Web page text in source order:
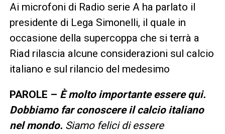
Ai microfoni di Radio serie A ha parlato il
presidente di Lega Simonelli, il quale in
occasione della supercoppa che si terrà a
Riad rilascia alcune considerazioni sul calcio
italiano e sul rilancio del medesimo
PAROLE – È molto importante essere qui.
Dobbiamo far conoscere il calcio italiano
nel mondo. Siamo felici di essere